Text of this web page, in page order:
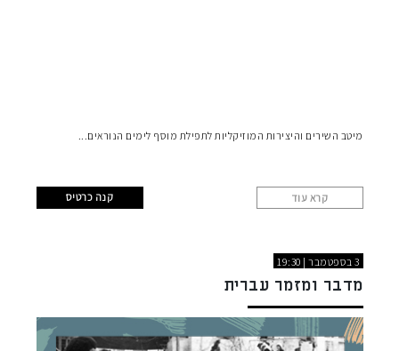
מיטב השירים והיצירות המוזיקליות לתפילת מוסף לימים הנוראים
קרא עוד קנה כרטיס
3 בספטמבר | 19:30
מדבר ומזמר עברית